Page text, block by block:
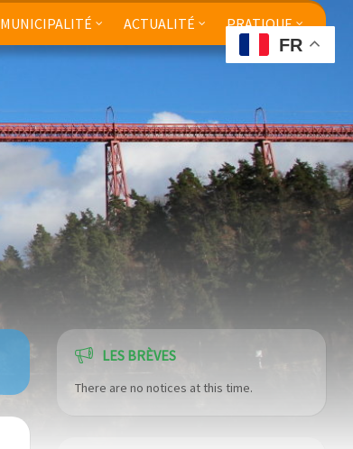
MUNICIPALITÉ ACTUALITÉ
PRATIQUE
LES BRÈVES
There are no notices at this time.
FR